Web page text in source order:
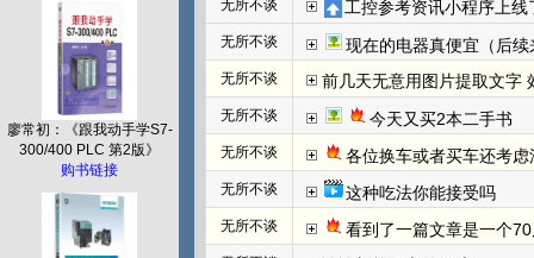
廖常初：《跟我动手学S7-
300/400 PLC 第2版》
购书链接
无所不谈 工控参考资讯小程序上线
无所不谈 现在的电器真便宜（后续
无所不谈 前几天无意用图片提取文字
无所不谈 今天又买2本二手书
无所不谈 各位换车或者买车还考虑
无所不谈 这种吃法你能接受吗
无所不谈 看到了一篇文章是一个